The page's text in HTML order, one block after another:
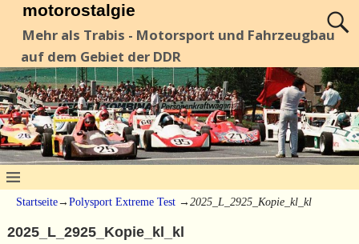
motorostalgie
Mehr als Trabis - Motorsport und Fahrzeugbau
auf dem Gebiet der DDR
Startseite→ Polysport Extreme Test → 2025_L_2925_Kopie_kl_kl
2025_L_2925_Kopie_kl_kl